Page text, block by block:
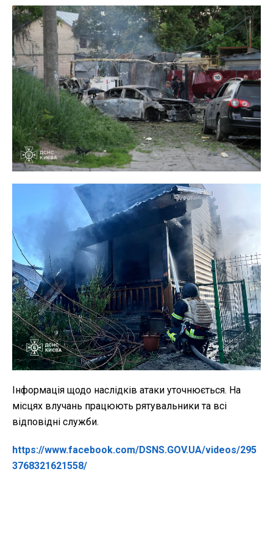
Інформація щодо наслідків атаки уточнюється. На
місцях влучань працюють рятувальники та всі
відповідні служби.
https://www.facebook.com/DSNS.GOV.UA/videos/295
3768321621558/